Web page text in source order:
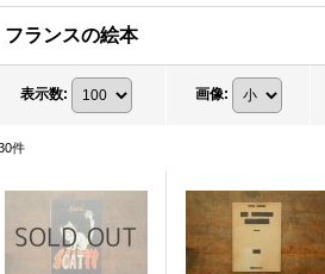
フランスの絵本
表示数: 画像:
件